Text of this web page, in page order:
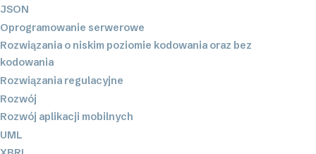
JSON
Oprogramowanie serwerowe
Rozwiązania o niskim poziomie kodowania oraz bez
kodowania
Rozwiązania regulacyjne
Rozwój
Rozwój aplikacji mobilnych
UML